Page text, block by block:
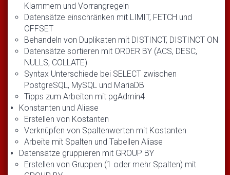
Klammern und Vorrangregeln
Datensätze einschränken mit LIMIT, FETCH und
OFFSET
Behandeln von Duplikaten mit DISTINCT, DISTINCT ON
Datensätze sortieren mit ORDER BY (ACS, DESC,
NULLS, COLLATE)
Syntax Unterschiede bei SELECT zwischen
PostgreSQL, MySQL und MariaDB
Tipps zum Arbeiten mit pgAdmin4
Konstanten und Aliase
Erstellen von Kostanten
Verknüpfen von Spaltenwerten mit Kostanten
Arbeite mit Spalten und Tabellen Aliase
Datensätze gruppieren mit GROUP BY
Erstellen von Gruppen (1 oder mehr Spalten) mit